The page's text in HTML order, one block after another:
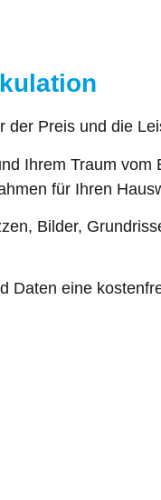
der Preis und die
Ihrem Traum
für Ihren
Bilder,
eine